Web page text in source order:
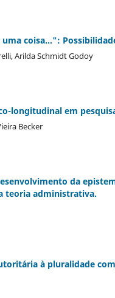
coisa...":
Arilda Schmidt Godoy
longitudinal em
Becker
da
teoria administrativa.
à pluralidade